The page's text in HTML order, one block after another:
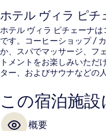
ホテル ヴィラ ピチ
ホテル ヴィラ ピチェーナ
です。コーヒーショップ /
か、スパでマッサージ、フ
トメントをお楽しみいただ
ター、およびサウナなどの
この宿泊施
概要